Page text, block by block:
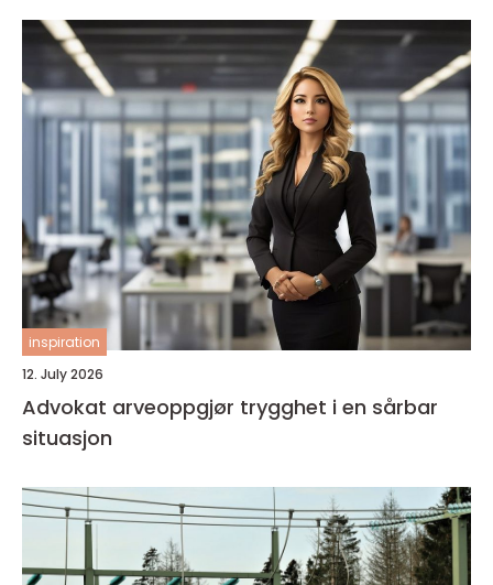
inspiration
12. July 2026
Advokat arveoppgjør trygghet i en sårbar
situasjon